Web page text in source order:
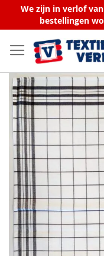
We zijn in verlof
bestellingen
naar
de
inhoud
Ga
naar
het
einde
van
de
afbeeldingen-
gallerij